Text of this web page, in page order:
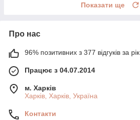
Показати ще
Про нас
96% позитивних з 377 відгуків за рік
Працює з 04.07.2014
м. Харків
Харків, Харків, Україна
Контакти